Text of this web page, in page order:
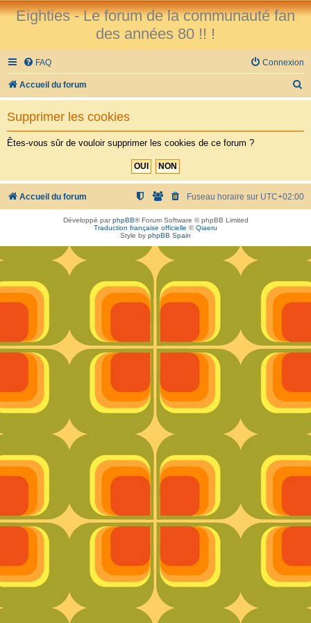
Eighties - Le forum de la communauté fan
des années 80 !! !
FAQ Connexion
Accueil du forum
e
h
r
Supprimer les cookies
Êtes-vous sûr de vouloir supprimer les cookies de ce forum ?
Accueil du forum Fuseau horaire sur UTC+02:00
Développé parphpBB® Forum Software © phpBB Limited
Traduction française officielle ©Qiaeru
Style by phpBB Spain